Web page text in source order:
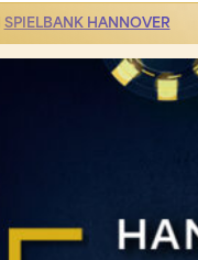
SPIELBANK HANNOVER